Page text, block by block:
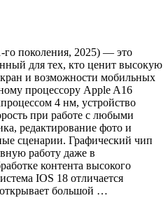
го поколения, 2025) — это
для тех, кто ценит высокую
и возможности мобильных
процессору Apple A16
4 нм, устройство
при работе с любыми
редактирование фото и
сценарии. Графический чип
работу даже в
контента высокого
IOS 18 отличается
большой …